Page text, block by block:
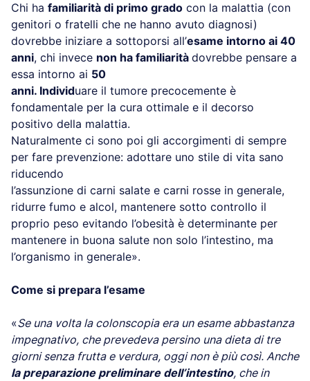
Chi ha familiarità di primo grado con la malattia (con
genitori o fratelli che ne hanno avuto diagnosi)
dovrebbe iniziare a sottoporsi all’esame intorno ai 40
anni, chi invece non ha familiarità dovrebbe pensare a
essa intorno ai 50
anni. Individuare il tumore precocemente è
fondamentale per la cura ottimale e il decorso
positivo della malattia.
Naturalmente ci sono poi gli accorgimenti di sempre
per fare prevenzione: adottare uno stile di vita sano
riducendo
l’assunzione di carni salate e carni rosse in generale,
ridurre fumo e alcol, mantenere sotto controllo il
proprio peso evitando l’obesità è determinante per
mantenere in buona salute non solo l’intestino, ma
l’organismo in generale».
Come si prepara l’esame
«Se una volta la colonscopia era un esame abbastanza
impegnativo, che prevedeva persino una dieta di tre
giorni senza frutta e verdura, oggi non è più così. Anche
la preparazione preliminare dell’intestino, che in